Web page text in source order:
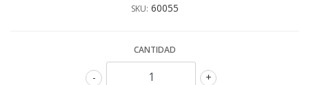
SKU: 60055
CANTIDAD
+
-